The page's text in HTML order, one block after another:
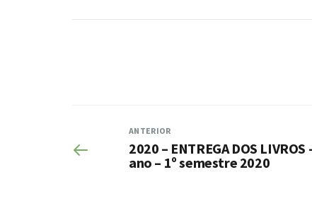
ANTERIOR
2020 – ENTREGA DOS LIVROS
ano – 1º semestre 2020